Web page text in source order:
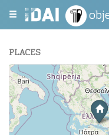
PLACES
+